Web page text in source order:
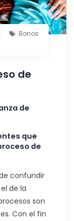
Bonos
de
de
que
de
confundir
de la
son
Con el fin